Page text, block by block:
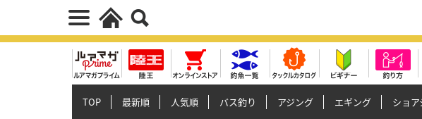
TOP 最新順 人気順 バス釣り アジング エギング ショ